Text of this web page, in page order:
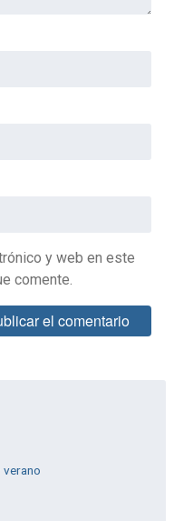
y web en este
comente.
verano